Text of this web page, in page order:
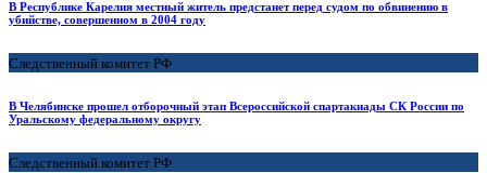
В Республике Карелия местный житель предстанет перед судом по обвинению в
убийстве, совершенном в 2004 году
Следственный комитет РФ
В Челябинске прошел отборочный этап Всероссийской спартакиады СК России по
Уральскому федеральному округу
Следственный комитет РФ